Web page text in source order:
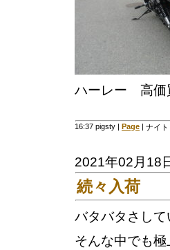
ハーレー 高価
16:37 pigsty | Page | ナイ
2021年02月18
続々入荷
バタバタさし
そんな中でも